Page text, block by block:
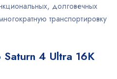
долговечных
транспортировку
Saturn 4 Ultra 16K